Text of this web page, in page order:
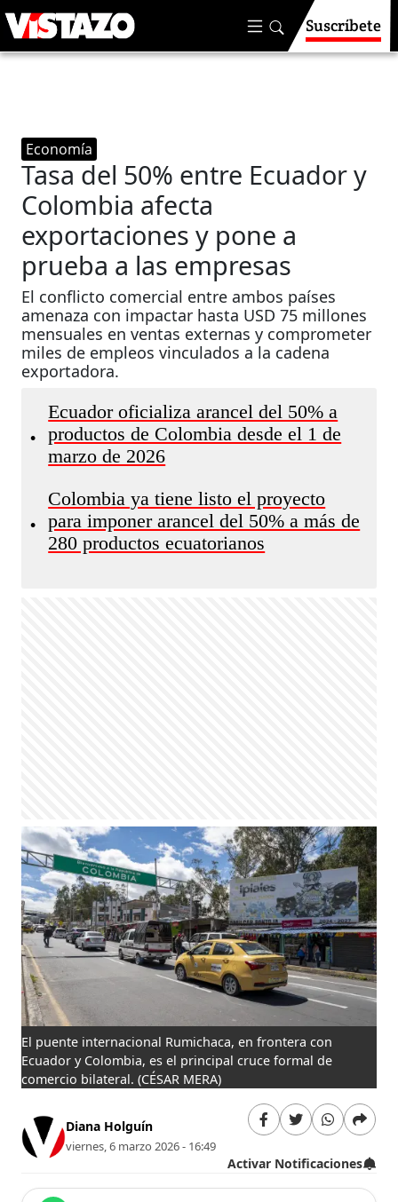
Suscríbete
Economía
Tasa del 50% entre Ecuador y
Colombia afecta
exportaciones y pone a
prueba a las empresas
El conflicto comercial entre ambos países
amenaza con impactar hasta USD 75 millones
mensuales en ventas externas y comprometer
miles de empleos vinculados a la cadena
exportadora.
•
Ecuador oficializa arancel del 50% a
productos de Colombia desde el 1 de
marzo de 2026
•
Colombia ya tiene listo el proyecto
para imponer arancel del 50% a más de
280 productos ecuatorianos
El puente internacional Rumichaca, en frontera con
Ecuador y Colombia, es el principal cruce formal de
comercio bilateral. (CÉSAR MERA)
Diana Holguín
viernes, 6 marzo 2026 - 16:49
Activar Notificaciones